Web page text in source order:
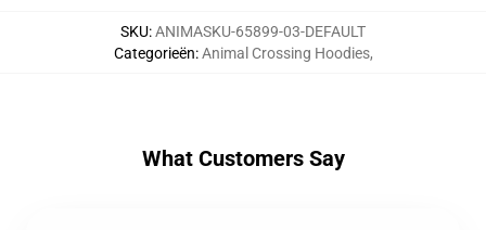
SKU:ANIMASKU-65899-03-DEFAULT
Categorieën:Animal Crossing Hoodies,
What Customers Say